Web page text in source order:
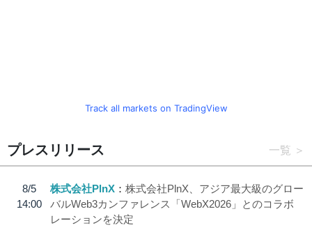
Track all markets on TradingView
プレスリリース 一覧
8/5
14:00
株式会社PlnX
株式会社PlnX、アジア最大級のグロー
バルWeb3カンファレンス「WebX2026」とのコラボ
レーションを決定